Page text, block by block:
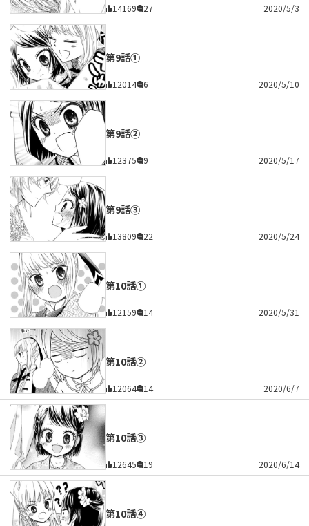
14169 27 2020/5/3
第9話①
12014 6 2020/5/10
第9話②
12375 9 2020/5/17
第9話③
13809 22 2020/5/24
第10話①
12159 14 2020/5/31
第10話②
12064 14 2020/6/7
第10話③
12645 19 2020/6/14
第10話④